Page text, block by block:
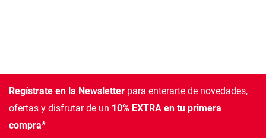
Regístrate en la Newsletter para enterarte de novedades,
ofertas y disfrutar de un 10% EXTRA en tu primera
compra*